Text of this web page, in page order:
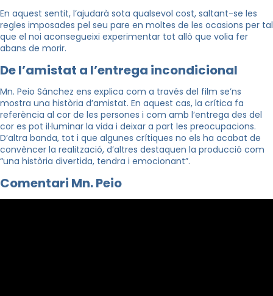
En aquest sentit, l’ajudarà sota qualsevol cost, saltant-se les
regles imposades pel seu pare en moltes de les ocasions per tal
que el noi aconsegueixi experimentar tot allò que volia fer
abans de morir.
De l’amistat a l’entrega incondicional
Mn. Peio Sánchez ens explica com a través del film se’ns
mostra una història d’amistat. En aquest cas, la crítica fa
referència al cor de les persones i com amb l’entrega des del
cor es pot il·luminar la vida i deixar a part les preocupacions.
D’altra banda, tot i que algunes crítiques no els ha acabat de
convèncer la realització, d’altres destaquen la producció com
“una història divertida, tendra i emocionant”.
Comentari Mn. Peio